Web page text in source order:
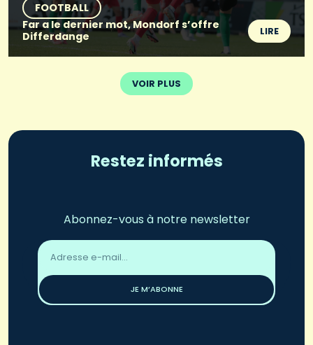
FOOTBALL
Far a le dernier mot, Mondorf s’offre
Differdange
LIRE
VOIR PLUS
Restez informés
Abonnez-vous à notre newsletter
Adresse
email
JE M’ABONNE